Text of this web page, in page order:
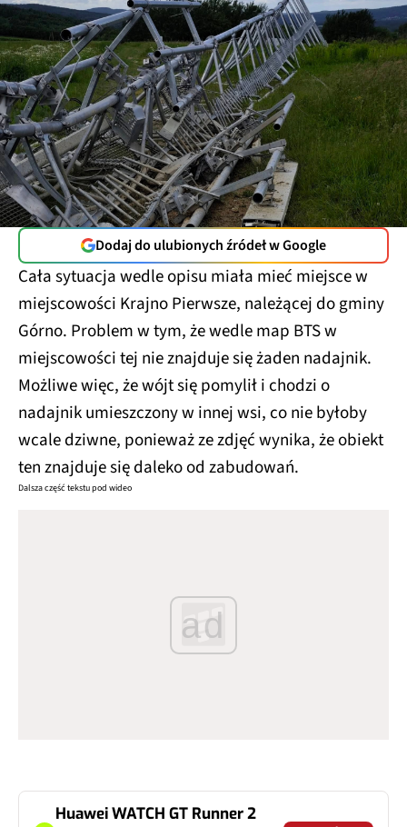
Dodaj do ulubionych źródeł w Google
Cała sytuacja wedle opisu miała mieć miejsce w
miejscowości Krajno Pierwsze, należącej do gminy
Górno. Problem w tym, że wedle map BTS w
miejscowości tej nie znajduje się żaden nadajnik.
Możliwe więc, że wójt się pomylił i chodzi o
nadajnik umieszczony w innej wsi, co nie byłoby
wcale dziwne, ponieważ ze zdjęć wynika, że obiekt
ten znajduje się daleko od zabudowań.
Dalsza część tekstu pod wideo
ad
Huawei WATCH GT Runner 2